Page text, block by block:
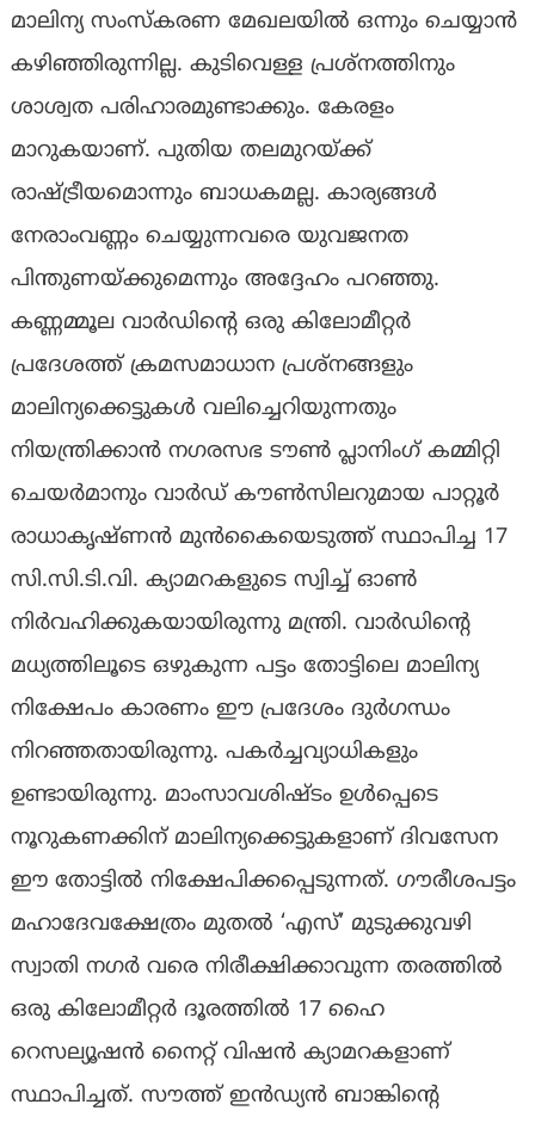
മാലിന്യ സംസ്‌കരണ മേഖലയിൽ ഒന്നും ചെയ്യാൻ
കഴിഞ്ഞിരുന്നില്ല. കുടിവെള്ള പ്രശ്‌നത്തിനും
ശാശ്വത പരിഹാരമുണ്ടാക്കും. കേരളം
മാറുകയാണ്. പുതിയ തലമുറയ്ക്ക്
രാഷ്ട്രീയമൊന്നും ബാധകമല്ല. കാര്യങ്ങൾ
നേരാംവണ്ണം ചെയ്യുന്നവരെ യുവജനത
പിന്തുണയ്ക്കുമെന്നും അദ്ദേഹം പറഞ്ഞു.
കണ്ണമ്മൂല വാര്‍ഡിന്റെ ഒരു കിലോമീറ്റര്‍
പ്രദേശത്ത് ക്രമസമാധാന പ്രശ്നങ്ങളും
മാലിന്യക്കെട്ടുകള്‍ വലിച്ചെറിയുന്നതും
നിയന്ത്രിക്കാന്‍ നഗരസഭ ടൗണ്‍ പ്ലാനിംഗ് കമ്മിറ്റി
ചെയര്‍മാനും വാര്‍ഡ് കൗണ്‍സിലറുമായ പാറ്റൂര്‍
രാധാകൃഷ്ണന്‍ മുന്‍കൈയെടുത്ത് സ്ഥാപിച്ച 17
സി.സി.ടി.വി. ക്യാമറകളുടെ സ്വിച്ച് ഓൺ
നിർവഹിക്കുകയായിരുന്നു മന്ത്രി. വാര്‍ഡിന്റെ
മധ്യത്തിലൂടെ ഒഴുകുന്ന പട്ടം തോട്ടിലെ മാലിന്യ
നിക്ഷേപം കാരണം ഈ പ്രദേശം ദുര്‍ഗന്ധം
നിറഞ്ഞതായിരുന്നു. പകര്‍ച്ചവ്യാധികളും
ഉണ്ടായിരുന്നു. മാംസാവശിഷ്ടം ഉള്‍പ്പെടെ
നൂറുകണക്കിന് മാലിന്യക്കെട്ടുകളാണ് ദിവസേന
ഈ തോട്ടില്‍ നിക്ഷേപിക്കപ്പെടുന്നത്. ഗൗരീശപട്ടം
മഹാദേവക്ഷേത്രം മുതല്‍ ‘എസ്’ മുടുക്കുവഴി
സ്വാതി നഗര്‍ വരെ നിരീക്ഷിക്കാവുന്ന തരത്തില്‍
ഒരു കിലോമീറ്റര്‍ ദൂരത്തില്‍ 17 ഹൈ
റെസല്യൂഷന്‍ നൈറ്റ് വിഷന്‍ ക്യാമറകളാണ്
സ്ഥാപിച്ചത്. സൗത്ത് ഇന്‍ഡ്യന്‍ ബാങ്കിന്റെ